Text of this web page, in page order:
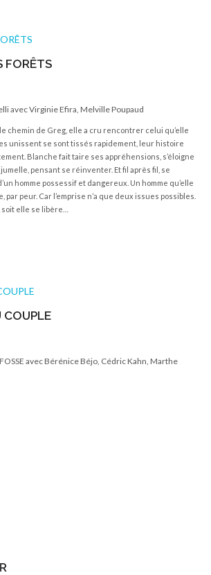
FORÊTS
avec Virginie Efira, Melville Poupaud
chemin de Greg, elle a cru rencontrer celui qu’elle
unissent se sont tissés rapidement, leur histoire
Blanche fait taire ses appréhensions, s’éloigne
pensant se réinventer. Et fil après fil, se
homme possessif et dangereux. Un homme qu’elle
par peur. Car l’emprise n’a que deux issues possibles.
elle se libère…
COUPLE
avec Bérénice Béjo, Cédric Kahn, Marthe